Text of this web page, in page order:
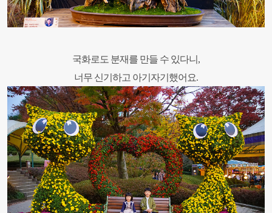
국화로도 분재를 만들 수 있다니,
너무 신기하고 아기자기했어요.